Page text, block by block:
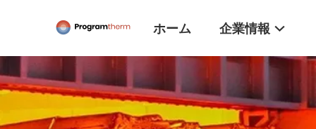
ホーム 企業情報